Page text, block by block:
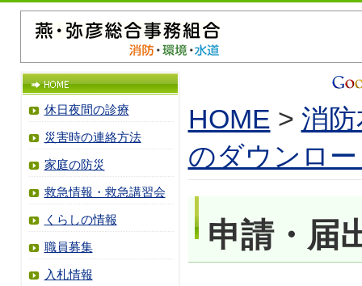
休日夜間の診療
災害時の連絡方法
家庭の防災
救急情報・救急講習会
くらしの情報
職員募集
入札情報
HOME > 消
のダウンロ
申請・届